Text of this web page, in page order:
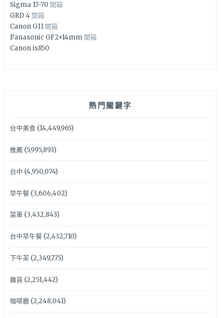
Sigma 17-70 開箱
GRD 4 開箱
Canon G11 開箱
Panasonic GF2+14mm 開箱
Canon is850
熱門關鍵字
台中美食(14,449,965)
推薦(5,995,893)
台中 (4,950,074)
早午餐(3,606,402)
菜單(3,432,843)
台中早午餐(2,432,710)
下午茶(2,349,775)
雜貨 (2,251,442)
咖啡廳(2,248,041)